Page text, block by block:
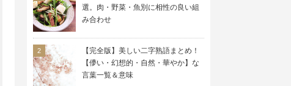
選。肉・野菜・魚別に相性の良い組
み合わせ
【完全版】美しい二字熟語まとめ！
【儚い・幻想的・自然・華やか】な
言葉一覧＆意味